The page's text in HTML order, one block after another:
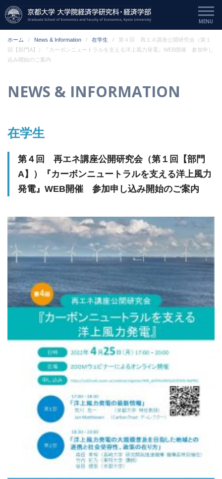
ホーム News & Information 在学生
第４回 再エネ講座公開研究会（第１
回【部門A】）『カーボンニュートラルを支える洋上風力発電』WEB開催 参加申し
込み開始のご案内
NEWS & INFORMATION
在学生
第４回 再エネ講座公開研究会（第１回【部門
A】）『カーボンニュートラルを支える洋上風力
発電』WEB開催 参加申し込み開始のご案内